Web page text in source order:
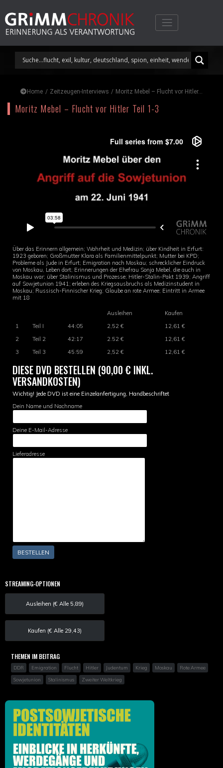
content
Home / Zeitzeugen-Interviews / Moritz Mebel – Flucht vor Hitler...
Moritz Mebel – Flucht vor Hitler Teil 1-3
Über das Erinnern allgemein; Wahrheit und Medizin; über Kindheit in Erfurt:
1923 geboren; Großmutter Klara als Familienmittelpunkt; Mutter bei KPD;
Probleme als Jude in Erfurt; Emigration nach Moskau; schrecklicher Eindruck
von Moskau, Leben dort; Erinnerungen der Ehefrau Sonja Mebel, die auch in
Moskau war; über Stalinismus und Prozesse; Hitler-Stalin-Pakt 1939; Angriff
auf Sowjetunion 1941; erleben des Kriegsausbruchs als Medizinstudent in
Moskau; Russisch-Finnischer Krieg; Glaube an rote Armee; Eintritt in Armee
mit 18
Ausleihen
Kaufen
1
Teil I 44:05 2,52 €
12,61 €
2
Teil 2 42:17 2.52 €
12,61 €
3
Teil 3 45:59 2,52 € 12,61 €
DIESE DVD BESTELLEN (90,00 € INKL.
VERSANDKOSTEN)
Wichtig! Jede DVD ist eine Einzelanfertigung, Handbeschriftet
Dein Name und Nachname
Deine E-Mail-Adresse
Lieferadresse
STREAMING-OPTIONEN
Ausleihen (€ Alle 5,89)
Kaufen (€ Alle 29,43)
THEMEN IM BEITRAG
DDR Emigration Flucht Hitler Judentum Krieg Moskau
Rote Armee
Sowjetunion
Stalinismus Zweiter Weltkrieg